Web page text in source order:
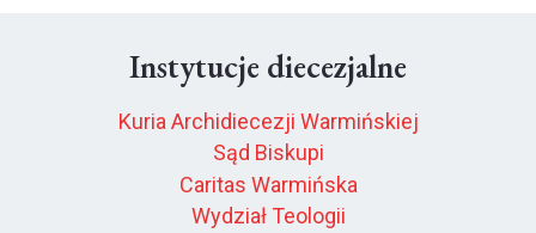
Instytucje diecezjalne
Kuria Archidiecezji Warmińskiej
Sąd Biskupi
Caritas Warmińska
Wydział Teologii